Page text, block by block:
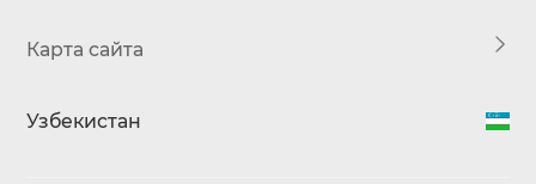
Карта сайта
Узбекистан